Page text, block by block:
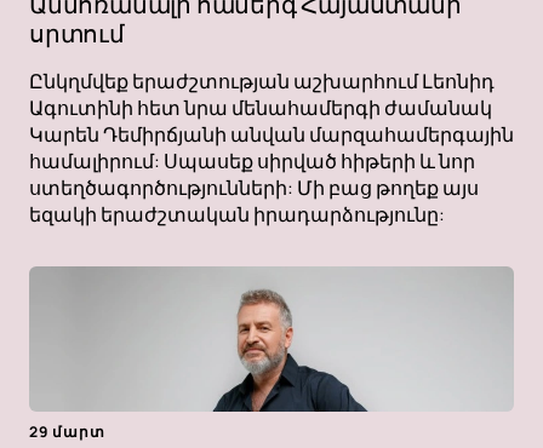
սրտում
Ընկղմվեք երաժշտության աշխարհում Լեոնիդ
Ագուտինի հետ նրա մենահամերգի ժամանակ
Կարեն Դեմիրճյանի անվան մարզահամերգային
համալիրում: Սպասեք սիրված հիթերի և նոր
ստեղծագործությունների: Մի բաց թողեք այս
եզակի երաժշտական ​​իրադարձությունը:
29 մարտ